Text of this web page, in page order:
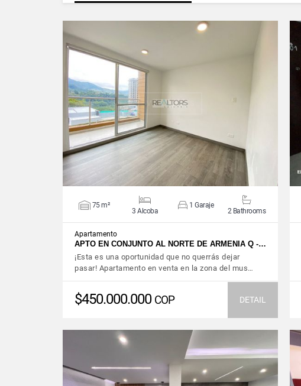
VIEW DETAILS
75 m²
3 Alcoba
1 Garaje
2 Bathrooms
Apartamento
APTO EN CONJUNTO AL NORTE DE ARMENIA Q -…
¡Esta es una oportunidad que no querrás dejar
pasar! Apartamento en venta en la zona del mus…
$450.000.000 COP DETAIL